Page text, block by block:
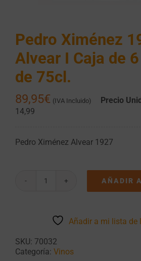
Pedro Ximénez
Alvear I Caja de
de 75cl.
89,95€ (IVA Incluido)
Precio
14,99
Pedro Ximénez Alvear 1927
Pedro
Alvear
de
6
AÑADIR
Añadir a mi lista de
SKU: 70032
Categoría: Vinos